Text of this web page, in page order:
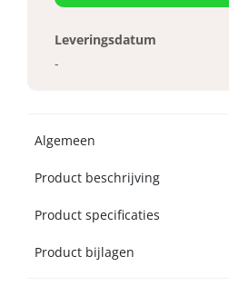
Leveringsdatum
-
Algemeen
Product beschrijving
Product specificaties
Product bijlagen